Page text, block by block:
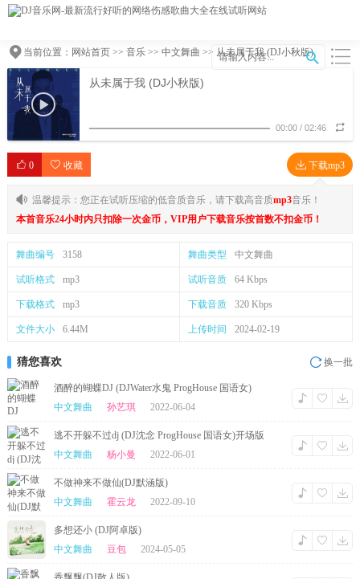
当前位置： 网站首页>> 音乐>> 中文舞曲 >> 从未属于我 (DJ小秋版)
从未属于我 (DJ小秋版)
00:00 /02:46
0 收藏 下载mp3
温馨提示：您正在试听压缩的低音质音乐，请下载高音质mp3音乐！
本首音乐24小时内只扣除一次金币，VIP用户下载音乐按首数不扣金币！
舞曲编号 3158 舞曲类型 中文舞曲
试听格式 mp3 试听音质 64 Kbps
下载格式 mp3 下载音质 320 Kbps
文件大小 6.44M 上传时间 2024-02-19
猜您喜欢 换一批
酒醉的蝴蝶DJ (DJWater水鬼 ProgHouse 国语女)
中文舞曲
孙艺琪 2022-06-04
逃不开躲不过dj (DJ沈念 ProgHouse 国语女)开场版
中文舞曲
杨小曼 2022-06-01
不做神来不做仙(DJ默涵版)
中文舞曲
霍云龙 2022-09-10
多想还小 (DJ阿卓版)
中文舞曲
豆包 2024-05-05